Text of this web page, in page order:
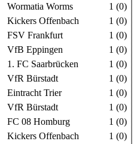
Wormatia Worms
1 (0)
Kickers Offenbach
1 (0)
FSV Frankfurt
1 (0)
VfB Eppingen
1 (0)
1. FC Saarbrücken
1 (0)
VfR Bürstadt
1 (0)
Eintracht Trier
1 (0)
VfR Bürstadt
1 (0)
FC 08 Homburg
1 (0)
Kickers Offenbach
1 (0)